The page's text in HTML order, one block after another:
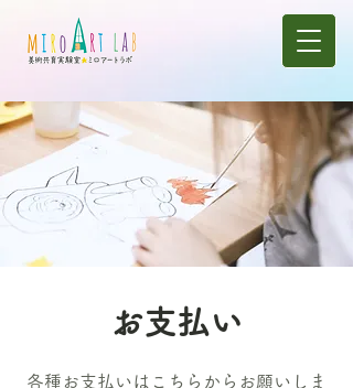
お支払い
各種お支払いはこちらからお願いしま